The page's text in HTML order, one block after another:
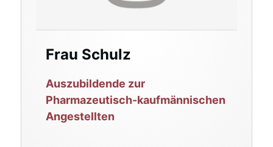
Frau Schulz
Auszubildende zur
Pharmazeutisch-kaufmännischen
Angestellten